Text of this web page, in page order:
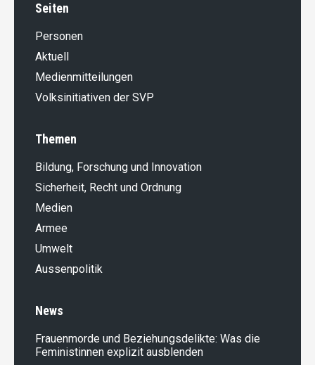
Seiten
Personen
Aktuell
Medienmitteilungen
Volksinitiativen der SVP
Themen
Bildung, Forschung und Innovation
Sicherheit, Recht und Ordnung
Medien
Armee
Umwelt
Aussenpolitik
News
Frauenmorde und Beziehungsdelikte: Was die
Feministinnen explizit ausblenden